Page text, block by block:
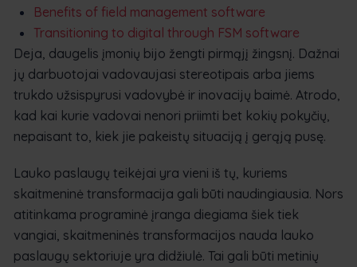
Benefits of field management software
Transitioning to digital through FSM software
Deja, daugelis įmonių bijo žengti pirmąjį žingsnį. Dažnai
jų darbuotojai vadovaujasi stereotipais arba jiems
trukdo užsispyrusi vadovybė ir inovacijų baimė. Atrodo,
kad kai kurie vadovai nenori priimti bet kokių pokyčių,
nepaisant to, kiek jie pakeistų situaciją į gerąją pusę.
Lauko paslaugų teikėjai yra vieni iš tų, kuriems
skaitmeninė transformacija gali būti naudingiausia. Nors
atitinkama programinė įranga diegiama šiek tiek
vangiai, skaitmeninės transformacijos nauda lauko
paslaugų sektoriuje yra didžiulė. Tai gali būti metinių